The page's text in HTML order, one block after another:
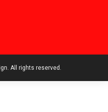
All rights reserved.